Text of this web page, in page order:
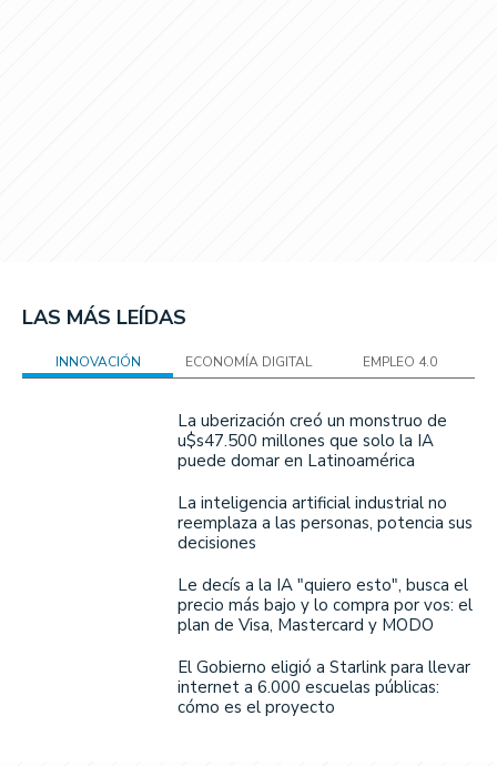
LAS MÁS LEÍDAS
INNOVACIÓN ECONOMÍA DIGITAL EMPLEO 4.0
La uberización creó un monstruo de
u$s47.500 millones que solo la IA
puede domar en Latinoamérica
La inteligencia artificial industrial no
reemplaza a las personas, potencia sus
decisiones
Le decís a la IA "quiero esto", busca el
precio más bajo y lo compra por vos: el
plan de Visa, Mastercard y MODO
El Gobierno eligió a Starlink para llevar
internet a 6.000 escuelas públicas:
cómo es el proyecto